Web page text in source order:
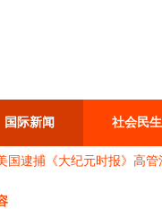
国际新闻 社会民生
国逮捕《大纪元时报》高管